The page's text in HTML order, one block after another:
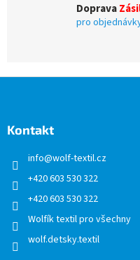
Doprava
pro
Kontakt
info@wolf-textil.cz
+420 603 530 322
+420 603 530 322
Wolfík textil pro všechny
wolf.detsky.textil